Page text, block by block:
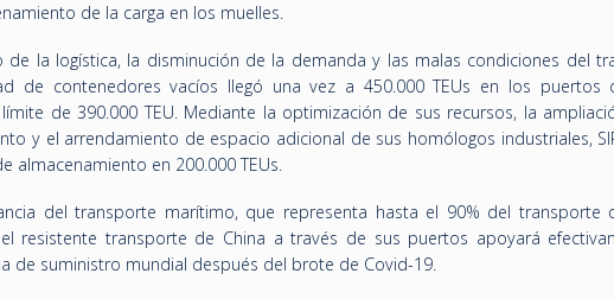
de la carga en los muelles.
de la logística, la disminución de la demanda y las malas condiciones del
de contenedores vacíos llegó una vez a 450.000 TEUs en los puertos
de 390.000 TEU. Mediante la optimización de sus recursos, la
y el arrendamiento de espacio adicional de sus homólogos industriales,
almacenamiento en 200.000 TEUs.
del transporte marítimo, que representa hasta el 90% del transporte
resistente transporte de China a través de sus puertos apoyará
de suministro mundial después del brote de Covid-19.